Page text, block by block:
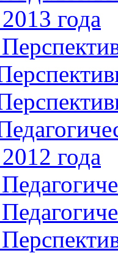
года
года